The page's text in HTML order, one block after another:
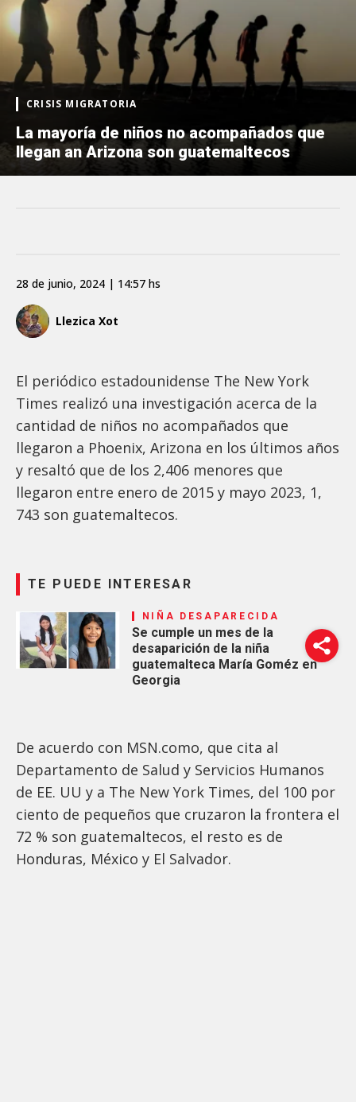
CRISIS MIGRATORIA
La mayoría de niños no acompañados que
llegan an Arizona son guatemaltecos
Llezica Xot
28 de junio, 2024 | 14:57 hs
El periódico estadounidense The New York
Times realizó una investigación acerca de la
cantidad de niños no acompañados que
llegaron a Phoenix, Arizona en los últimos años
y resaltó que de los 2,406 menores que
llegaron entre enero de 2015 y mayo 2023, 1,
743 son guatemaltecos.
TE PUEDE INTERESAR
NIÑA DESAPARECIDA
Se cumple un mes de la
desaparición de la niña
guatemalteca María Goméz en
Georgia
De acuerdo con MSN.como, que cita al
Departamento de Salud y Servicios Humanos
de EE. UU y a The New York Times, del 100 por
ciento de pequeños que cruzaron la frontera el
72 % son guatemaltecos, el resto es de
Honduras, México y El Salvador.